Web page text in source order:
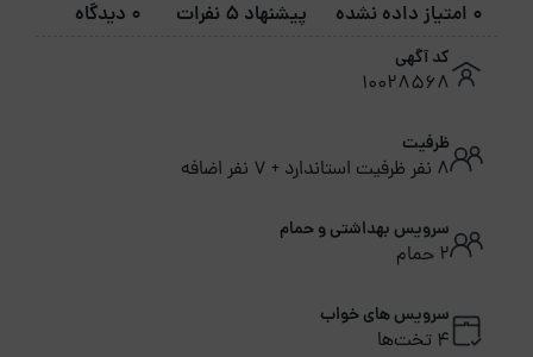
0 امتیاز داده نشده پیشنهاد 5 نفرات 0 دیدگاه
کد آگهی
10028568
ظرفیت
8 نفر ظرفیت استاندارد + 7 نفر اضافه
سرویس بهداشتی و حمام
2 حمام
سرویس های خواب
4 تخت‌ها